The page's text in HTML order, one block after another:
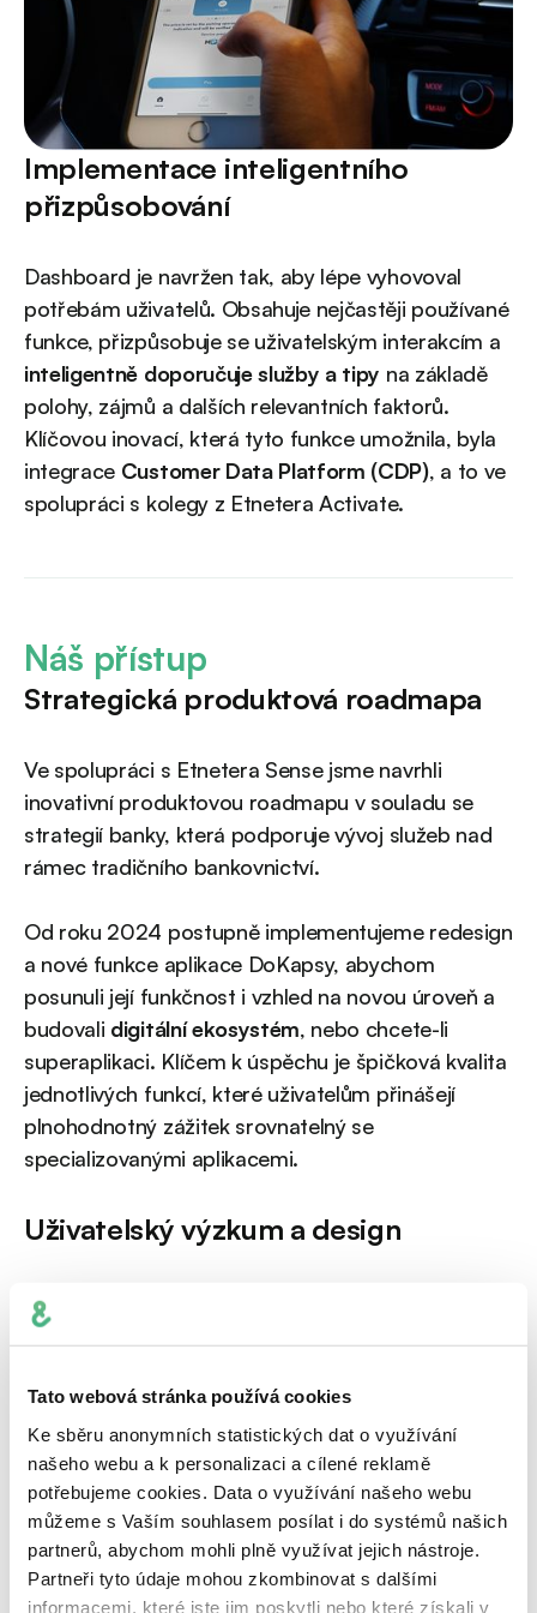
Tato webová stránka používá cookies
Ke sběru anonymních statistických dat o využívání
našeho webu a k personalizaci a cílené reklamě
potřebujeme cookies. Data o využívání našeho webu
můžeme s Vaším souhlasem posílat i do systémů našich
partnerů, abychom mohli plně využívat jejich nástroje.
Partneři tyto údaje mohou zkombinovat s dalšími
informacemi, které jste jim poskytli nebo které získali v
Implementace inteligentního
přizpůsobování
Dashboard je navržen tak, aby lépe vyhovoval
potřebám uživatelů. Obsahuje nejčastěji používané
funkce, přizpůsobuje se uživatelským interakcím a
inteligentně doporučuje služby a tipy na základě
polohy, zájmů a dalších relevantních faktorů.
Klíčovou inovací, která tyto funkce umožnila, byla
integrace Customer Data Platform (CDP), a to ve
spolupráci s kolegy z Etnetera Activate.
Náš přístup
Strategická produktová roadmapa
Ve spolupráci s Etnetera Sense jsme navrhli
inovativní produktovou roadmapu v souladu se
strategií banky, která podporuje vývoj služeb nad
rámec tradičního bankovnictví.
Od roku 2024 postupně implementujeme redesign
a nové funkce aplikace DoKapsy, abychom
posunuli její funkčnost i vzhled na novou úroveň a
budovali digitální ekosystém, nebo chcete-li
superaplikaci. Klíčem k úspěchu je špičková kvalita
jednotlivých funkcí, které uživatelům přinášejí
plnohodnotný zážitek srovnatelný se
specializovanými aplikacemi.
Uživatelský výzkum a design
Celému projektu předcházel důkladný průzkum
potřeb uživatelů ve spolupráci se společností
vytvořenamoderní a intuitivní aplikace.
nové funkce jsou pravidelně testovány s uživateli,
aby se maximalizoval uživatelský komfort.
V roce 2024 prošla aplikace zásadním
redesignem. V přípravě jsme pravidelně zapojovali
uživatelský výzkum a uživatelské testování a